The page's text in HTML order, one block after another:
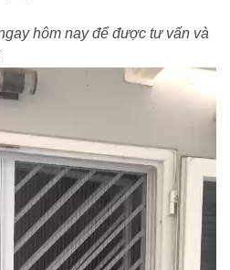
hôm nay để được tư vấn và